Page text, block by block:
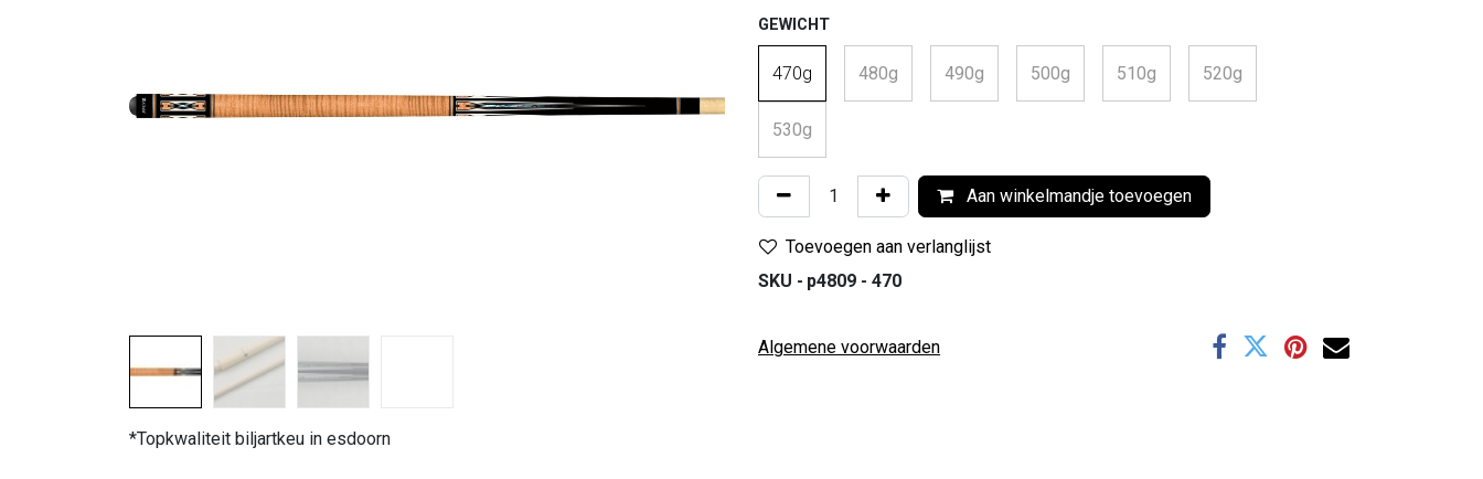
GEWICHT
470g 480g 490g 500g 510g 520g
530g
Aan winkelmandje toevoegen
Toevoegen aan verlanglijst
SKU - p4809 - 470
Algemene voorwaarden
*Topkwaliteit biljartkeu in esdoorn